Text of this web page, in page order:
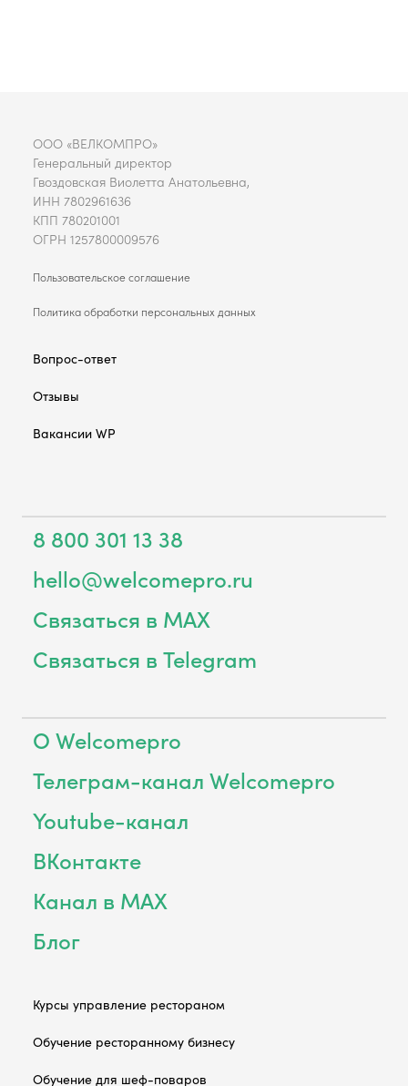
ООО «ВЕЛКОМПРО»
Генеральный директор
Гвоздовская Виолетта Анатольевна,
ИНН 7802961636
КПП 780201001
ОГРН 1257800009576
Пользовательское соглашение
Политика обработки персональных данных
Вопрос-ответ
Отзывы
Вакансии WP
8 800 301 13 38
hello@welcomepro.ru
Связаться в MAX
Связаться в Telegram
О Welcomepro
Телеграм-канал Welcomepro
Youtube-канал
ВКонтакте
Канал в MAX
Блог
Курсы управление рестораном
Обучение ресторанному бизнесу
Обучение для шеф-поваров